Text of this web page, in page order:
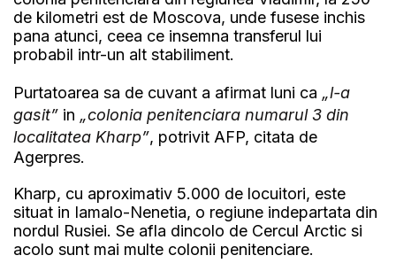
de kilometri est de Moscova, unde fusese inchis
pana atunci, ceea ce insemna transferul lui
probabil intr-un alt stabiliment.
Purtatoarea sa de cuvant a afirmat luni ca „l-a
gasit” in „colonia penitenciara numarul 3 din
localitatea Kharp”, potrivit AFP, citata de
Agerpres.
Kharp, cu aproximativ 5.000 de locuitori, este
situat in Iamalo-Nenetia, o regiune indepartata din
nordul Rusiei. Se afla dincolo de Cercul Arctic si
acolo sunt mai multe colonii penitenciare.